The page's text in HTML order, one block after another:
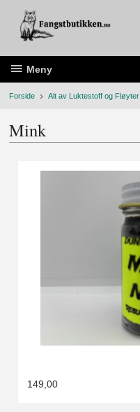
innholdet
Meny
Forside Alt av Luktestoff og Fløyter
Mink
149,00